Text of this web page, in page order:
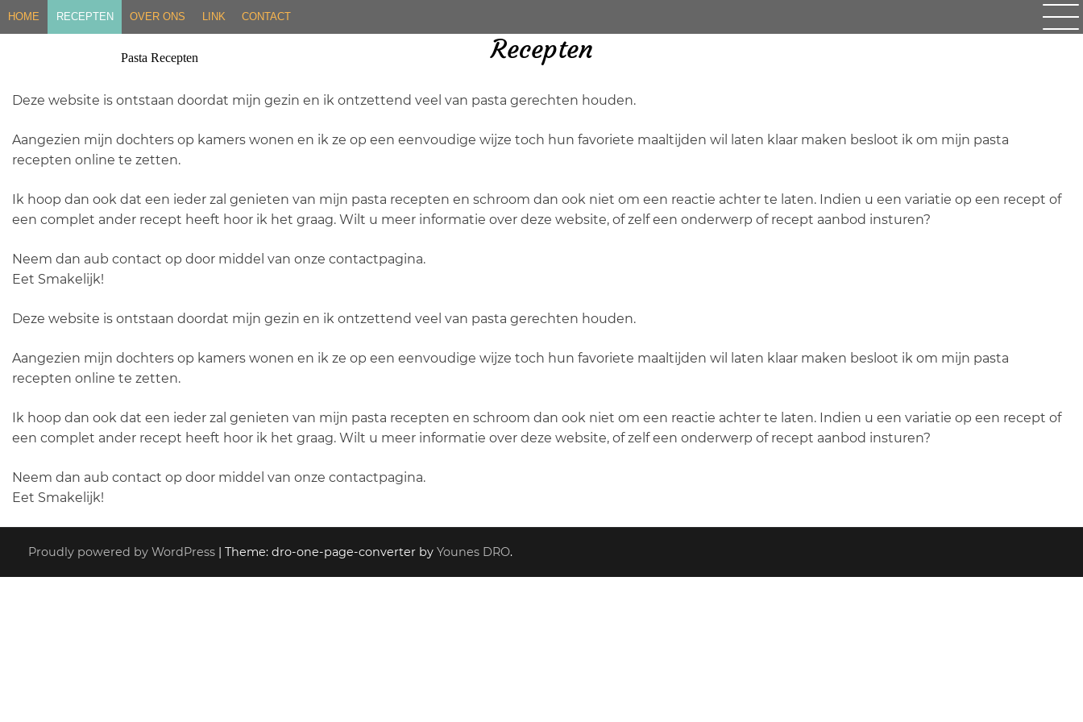
Skip
HOME RECEPTEN OVER ONS LINK CONTACT
Pasta Recepten Recepten
Deze website is ontstaan doordat mijn gezin en ik ontzettend veel van pasta gerechten houden.
Aangezien mijn dochters op kamers wonen en ik ze op een eenvoudige wijze toch hun favoriete maaltijden wil laten klaar maken besloot ik om mijn pasta
recepten online te zetten.
Ik hoop dan ook dat een ieder zal genieten van mijn pasta recepten en schroom dan ook niet om een reactie achter te laten. Indien u een variatie op een recept of
een complet ander recept heeft hoor ik het graag. Wilt u meer informatie over deze website, of zelf een onderwerp of recept aanbod insturen?
Neem dan aub contact op door middel van onze contactpagina.
Eet Smakelijk!
Deze website is ontstaan doordat mijn gezin en ik ontzettend veel van pasta gerechten houden.
Aangezien mijn dochters op kamers wonen en ik ze op een eenvoudige wijze toch hun favoriete maaltijden wil laten klaar maken besloot ik om mijn pasta
recepten online te zetten.
Ik hoop dan ook dat een ieder zal genieten van mijn pasta recepten en schroom dan ook niet om een reactie achter te laten. Indien u een variatie op een recept of
een complet ander recept heeft hoor ik het graag. Wilt u meer informatie over deze website, of zelf een onderwerp of recept aanbod insturen?
Neem dan aub contact op door middel van onze contactpagina.
Eet Smakelijk!
Proudly powered by WordPress | Theme: dro-one-page-converter by Younes DRO.